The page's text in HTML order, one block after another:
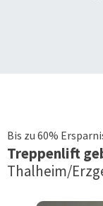
Bis zu 60%
Treppenlift
Thalheim/